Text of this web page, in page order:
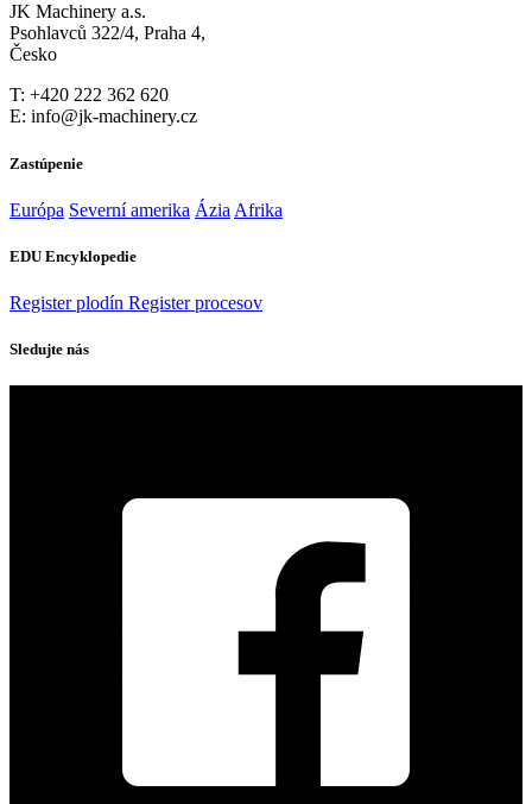
JK Machinery a.s.
Psohlavců 322/4, Praha 4,
Česko
T: +420 222 362 620
E: info@jk-machinery.cz
Zastúpenie
Európa Severní amerika Ázia Afrika
EDU Encyklopedie
Register plodín Register procesov
Sledujte nás